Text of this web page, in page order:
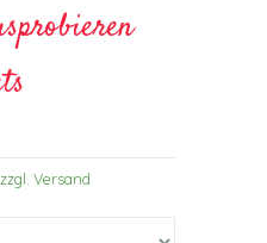
zzgl. Versand